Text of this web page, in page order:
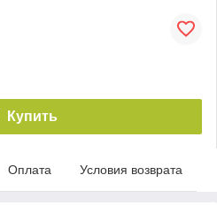
Купить
Оплата Условия возврата